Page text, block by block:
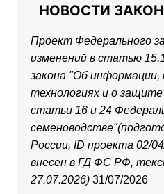
НОВОСТИ
Проект Федерального
изменений в статью
закона "Об
технологиях и о
статьи 16 и 24
России, ID проекта 02/
внесен в ГД ФС РФ,
27.07.2026) 31/07/2026